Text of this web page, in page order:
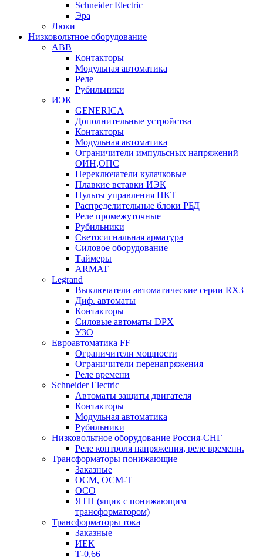
Schneider Electric
Эра
Люки
Низковольтное оборудование
ABB
Контакторы
Модульная автоматика
Реле
Рубильники
ИЭК
GENERICA
Дополнительные устройства
Контакторы
Модульная автоматика
Ограничители импульсных напряжений
ОИН,ОПС
Переключатели кулачковые
Плавкие вставки ИЭК
Пульты управления ПКТ
Распределительные блоки РБД
Реле промежуточные
Рубильники
Светосигнальная арматура
Силовое оборудование
Таймеры
ARMAT
Legrand
Выключатели автоматические серии RX3
Диф. автоматы
Контакторы
Силовые автоматы DPX
УЗО
Евроавтоматика FF
Ограничители мощности
Ограничители перенапряжения
Реле времени
Schneider Electric
Автоматы защиты двигателя
Контакторы
Модульная автоматика
Рубильники
Низковольтное оборудование Россия-СНГ
Реле контроля напряжения, реле времени.
Трансформаторы понижающие
Заказные
ОСМ, ОСМ-Т
ОСО
ЯТП (ящик с понижающим
трансформатором)
Трансформаторы тока
Заказные
ИЕК
Т-0,66